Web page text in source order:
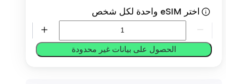
اختر eSIM واحدة لكل شخص
الحصول على بيانات غير محدودة